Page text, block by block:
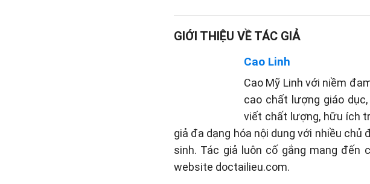
GIỚI THIỆU VỀ TÁC GIẢ
Cao Linh
Cao Mỹ Linh với niềm
cao chất lượng giáo
viết chất lượng, hữu ích
giả đa dạng hóa nội dung với nhiều
sinh. Tác giả luôn cố gắng mang
website doctailieu.com.